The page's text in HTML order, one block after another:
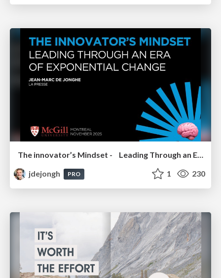
The innovator’s Mindset - Leading Through an Era of Exponential Change - McGill University 2025
jdejongh
PRO 1 230